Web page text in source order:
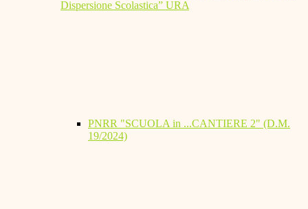
Dispersione Scolastica” URA
PNRR "SCUOLA in ...CANTIERE 2" (D.M.
19/2024)